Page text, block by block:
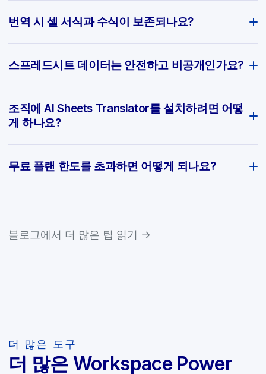
번역 시 셀 서식과 수식이 보존되나요?
스프레드시트 데이터는 안전하고 비공개인가요?
조직에 AI Sheets Translator를 설치하려면 어떻
게 하나요?
무료 플랜 한도를 초과하면 어떻게 되나요?
블로그에서 더 많은 팁 읽기 →
더 많은 도구
더 많은 Workspace Power